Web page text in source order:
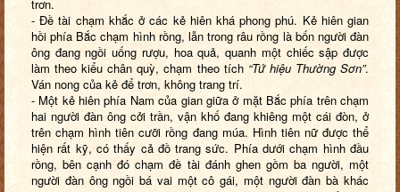
trơn.
- Đề tài chạm khắc ở các kẻ hiên khá phong phú. Kẻ hiên gian
hồi phía Bắc chạm hình rồng, lẫn trong râu rồng là bốn người đàn
ông đang ngồi uống rượu, hoa quả, quanh một chiếc sập được
làm theo kiểu chân quỳ, chạm theo tích “Tứ hiệu Thường Sơn”.
Ván nong của kẻ để trơn, không trang trí.
- Một kẻ hiên phía Nam của gian giữa ở mặt Bắc phía trên chạm
hai người đàn ông cởi trần, vận khố đang khiêng một cái đòn, ở
trên chạm hình tiên cưỡi rồng đang múa. Hình tiên nữ được thể
hiện rất kỹ, có thấy cả đồ trang sức. Phía dưới chạm hình đầu
rồng, bên cạnh đó chạm đề tài đánh ghen gồm ba người, một
người đàn ông ngồi bá vai một cô gái, một người đàn bà khác